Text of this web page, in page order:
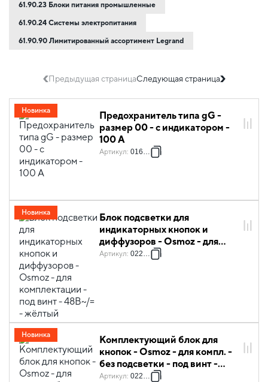
61.90.23 Блоки питания промышленные
61.90.24 Системы электропитания
61.90.90 Лимитированный ассортимент Legrand
Предыдущая страницаСледующая страница
Предохранитель типа gG -
размер 00 - с индикатором -
100 A
Артикул: 016345
Новинка
Блок подсветки для
индикаторных кнопок и
диффузоров - Osmoz - для
комплектации - под винт -
Артикул: 022924
Новинка
Комплектующий блок для
кнопок - Osmoz - для компл. -
без подсветки - под винт -
2xН.О./Н.З. + 3-постовой монт.
Артикул: 022966
Новинка